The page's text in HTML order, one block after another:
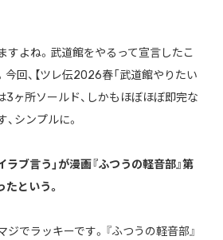
すよね。武道館をやるって宣言したこ
今回、【ツレ伝2026春「武道館やりたい
は3ヶ所ソールド、しかもほぼほぼ即完な
シンプルに。
ラブ言う」が漫画『ふつうの軽音部』第
という。
ジでラッキーです。『ふつうの軽音部』